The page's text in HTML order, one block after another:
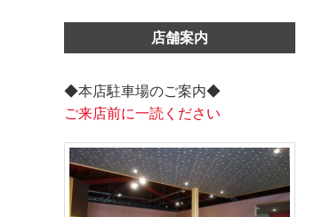
店舗案内
◆本店駐車場のご案内◆
ご来店前に一読ください